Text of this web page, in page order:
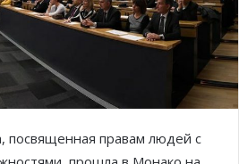
посвященная правам людей с